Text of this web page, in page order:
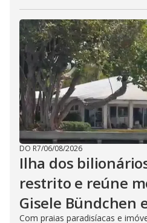
DO R7/06/08/2026
Ilha dos
restrito e reúne
Gisele Bündchen
Com praias paradisíacas e